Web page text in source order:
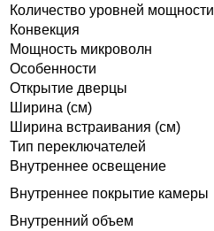
Количество уровней мощности
Конвекция
Мощность микроволн
Особенности
Открытие дверцы
Ширина (см)
Ширина встраивания (см)
Тип переключателей
Внутреннее освещение
Внутреннее покрытие камеры
Внутренний объем